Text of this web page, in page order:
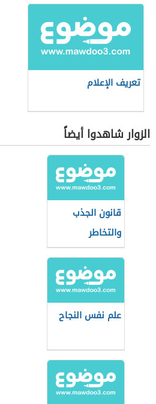
تعريف الإعلام
الزوار شاهدوا أيضاً
قانون الجذب
والتخاطر
علم نفس النجاح